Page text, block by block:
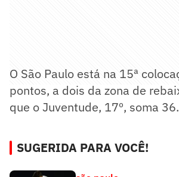
O São Paulo está na 15ª
pontos, a dois da zona de
que o Juventude, 17º, soma 36.
SUGERIDA PARA VOCÊ!